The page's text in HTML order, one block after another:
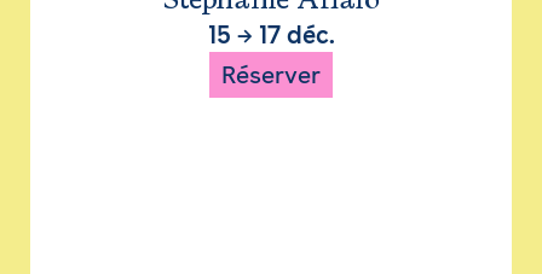
15 → 17 déc.
Réserver